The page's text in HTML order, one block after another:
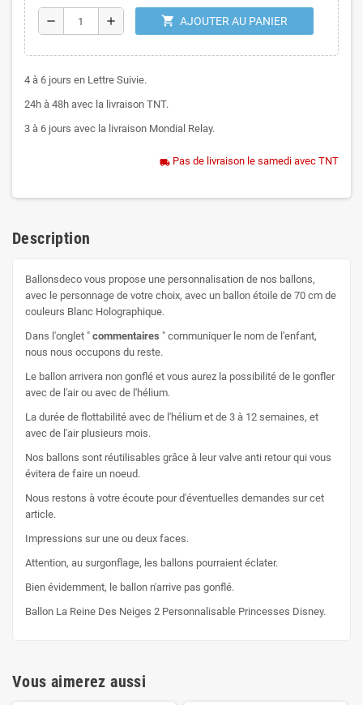
remove add shopping_cart AJOUTER AU PANIER
4 à 6 jours en Lettre Suivie.
24h à 48h avec la livraison TNT.
3 à 6 jours avec la livraison Mondial Relay.
local_shipping Pas de livraison le samedi avec TNT
Description
Ballonsdeco vous propose une personnalisation de nos ballons,
avec le personnage de votre choix, avec un ballon étoile de 70 cm de
couleurs Blanc Holographique.
Dans l'onglet " commentaires " communiquer le nom de l'enfant,
nous nous occupons du reste.
Le ballon arrivera non gonflé et vous aurez la possibilité de le gonfler
avec de l'air ou avec de l'hélium.
La durée de flottabilité avec de l'hélium et de 3 à 12 semaines, et
avec de l'air plusieurs mois.
Nos ballons sont réutilisables grâce à leur valve anti retour qui vous
évitera de faire un noeud.
Nous restons à votre écoute pour d'éventuelles demandes sur cet
article.
Impressions sur une ou deux faces.
Attention, au surgonflage, les ballons pourraient éclater.
Bien évidemment, le ballon n'arrive pas gonflé.
Ballon La Reine Des Neiges 2 Personnalisable Princesses Disney.
Vous aimerez aussi